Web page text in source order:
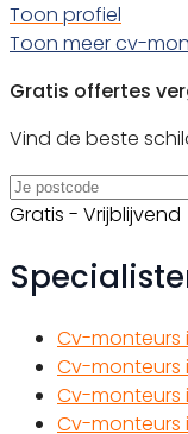
Toon profiel
Toon meer cv-
Gratis offertes
Vind de beste
Gratis - Vrijblijvend
Cv-monteurs
Cv-monteurs
Cv-monteurs
Cv-monteurs